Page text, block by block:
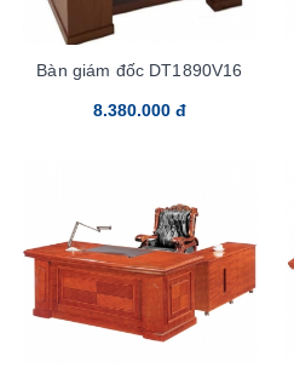
Bàn giám đốc DT1890V16
8.380.000 đ